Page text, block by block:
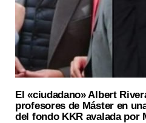
El «ciudadano» Albert
profesores de Máster en
del fondo KKR avalada por